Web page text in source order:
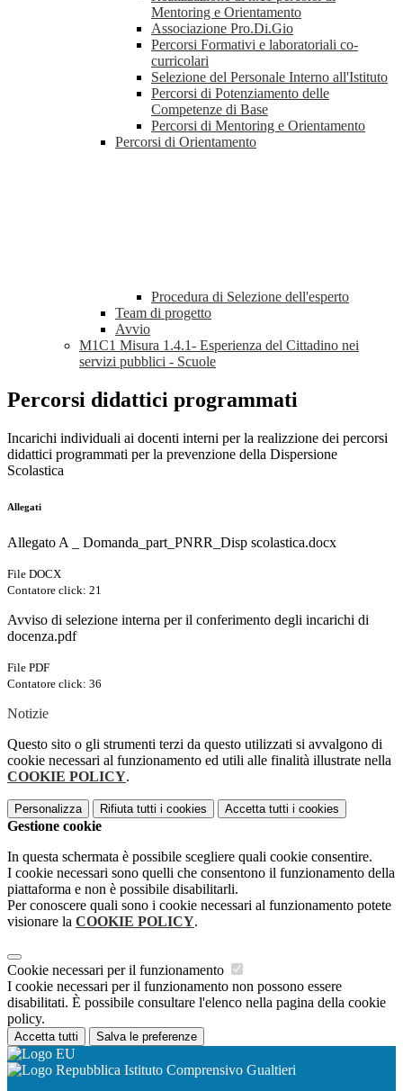
Mentoring e Orientamento
Associazione Pro.Di.Gio
Percorsi Formativi e laboratoriali co-
curricolari
Selezione del Personale Interno all'Istituto
Percorsi di Potenziamento delle
Competenze di Base
Percorsi di Mentoring e Orientamento
Percorsi di Orientamento
Procedura di Selezione dell'esperto
Team di progetto
Avvio
M1C1 Misura 1.4.1- Esperienza del Cittadino nei
servizi pubblici - Scuole
Percorsi didattici programmati
Incarichi individuali ai docenti interni per la realizzione dei percorsi
didattici programmati per la prevenzione della Dispersione
Scolastica
Allegati
Allegato A _ Domanda_part_PNRR_Disp scolastica.docx
File DOCX
Contatore click: 21
Avviso di selezione interna per il conferimento degli incarichi di
docenza.pdf
File PDF
Contatore click: 36
Notizie
Questo sito o gli strumenti terzi da questo utilizzati si avvalgono di
cookie necessari al funzionamento ed utili alle finalità illustrate nella
COOKIE POLICY.
Personalizza Rifiuta tutti i cookies Accetta tutti i cookies
Gestione cookie
In questa schermata è possibile scegliere quali cookie consentire.
I cookie necessari sono quelli che consentono il funzionamento della
piattaforma e non è possibile disabilitarli.
Per conoscere quali sono i cookie necessari al funzionamento potete
visionare la COOKIE POLICY.
Cookie necessari per il funzionamento
I cookie necessari per il funzionamento non possono essere
disabilitati. È possibile consultare l'elenco nella pagina della cookie
policy.
Accetta tutti Salva le preferenze
Istituto Comprensivo Gualtieri